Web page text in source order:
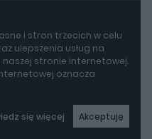
i stron trzecich w celu
ulepszenia usług na
stronie internetowej.
oznacza
się więcej Akceptuję